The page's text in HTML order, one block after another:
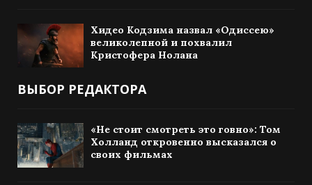
Хидео Кодзима назвал «Одиссею»
великолепной и похвалил
Кристофера Нолана
ВЫБОР РЕДАКТОРА
«Не стоит смотреть это говно»: Том
Холланд откровенно высказался о
своих фильмах